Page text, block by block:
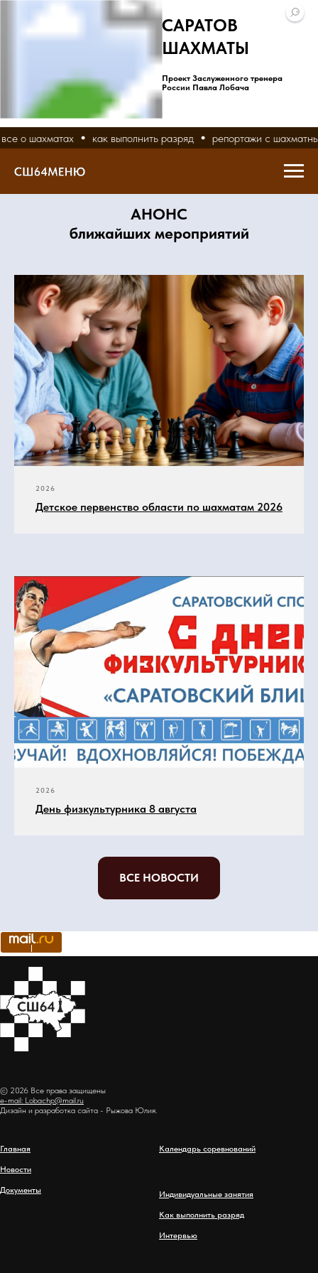
САРАТОВ
ШАХМАТЫ
России Павла Лобача
о шахматах как выполнить разряд репортажи с
АНОНС
ближайших мероприятий
2026
Детское первенство области по шахматам 2026
2026
День физкультурника 8 августа
ВСЕ НОВОСТИ
© 2026 Все права защищены
e-mail: Lobachp@mail.ru
Дизайн и разработка сайта - Рыжова Юлия.
Главная
Новости
Документы
Календарь соревнований
Индивидуальные занятия
Как выполнить разряд
Интервью